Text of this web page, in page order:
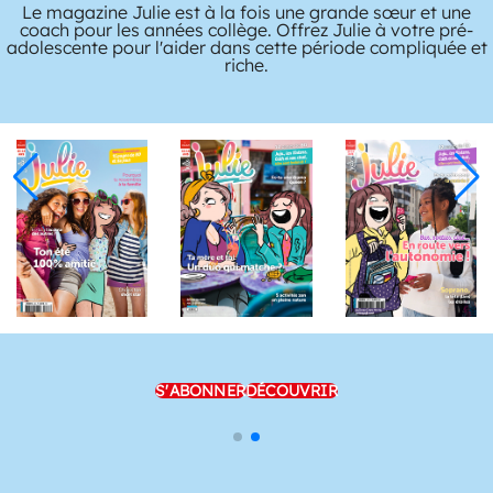
Le magazine Julie est à la fois une grande sœur et une
coach pour les années collège. Offrez Julie à votre pré-
adolescente pour l'aider dans cette période compliquée et
riche.
S'ABONNERDÉCOUVRIR